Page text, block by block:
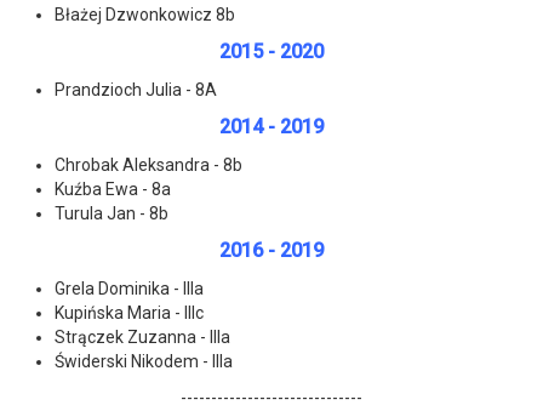
Błażej Dzwonkowicz 8b
2015 - 2020
Prandzioch Julia - 8A
2014 - 2019
Chrobak Aleksandra - 8b
Kuźba Ewa - 8a
Turula Jan - 8b
2016 - 2019
Grela Dominika - IIIa
Kupińska Maria - IIIc
Strączek Zuzanna - IIIa
Świderski Nikodem - IIIa
------------------------------